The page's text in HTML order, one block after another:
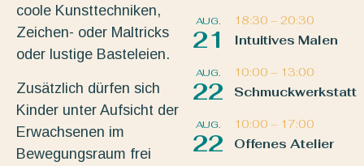
coole Kunsttechniken,
Zeichen- oder Maltricks
oder lustige Basteleien.
Zusätzlich dürfen sich
Kinder unter Aufsicht der
Erwachsenen im
Bewegungsraum frei
AUG.
21
18:30 – 20:30
Intuitives Malen
AUG.
22
10:00 – 13:00
Schmuckwerkstatt
AUG.
22
10:00 – 17:00
Offenes Atelier